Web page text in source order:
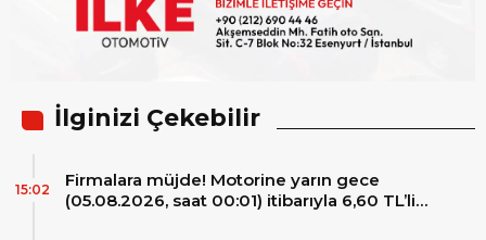
İlginizi Çekebilir
Firmalara müjde! Motorine yarın gece
(05.08.2026, saat 00:01) itibarıyla 6,60 TL’lik
15:02